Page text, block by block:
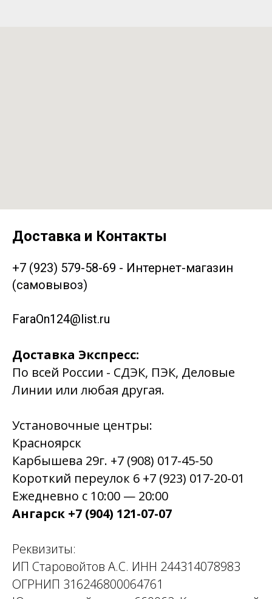
Доставка и Контакты
+7 (923) 579-58-69 - Интернет-магазин
(самовывоз)
FaraOn124@list.ru
Доставка Экспресс:
По всей России - СДЭК, ПЭК, Деловые
Линии или любая другая.
Установочные центры:
Красноярск
Карбышева 29г. +7 (908) 017-45-50
Короткий переулок 6 +7 (923) 017-20-01
Ежедневно с 10:00 — 20:00
Ангарск +7 (904) 121-07-07
Реквизиты:
ИП Старовойтов А.С. ИНН 244314078983
ОГРНИП 316246800064761